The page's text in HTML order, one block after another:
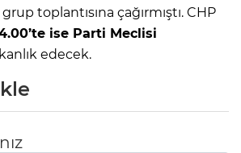
toplantısına çağırmıştı. CHP
ise Parti Meclisi
edecek.